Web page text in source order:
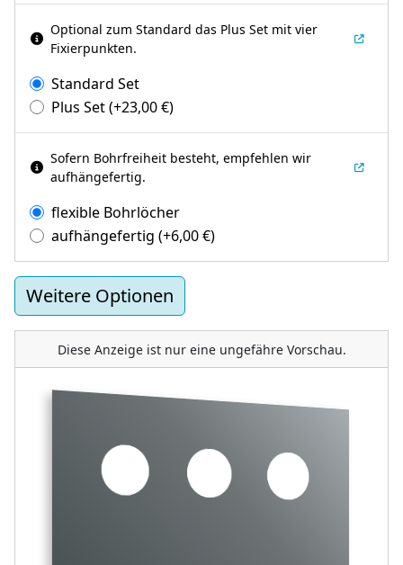
Optional zum Standard das Plus Set mit vier
Fixierpunkten.
Standard Set
Plus Set(+23,00€)
Sofern Bohrfreiheit besteht, empfehlen wir
aufhängefertig.
flexible Bohrlöcher
aufhängefertig (+6,00€)
Weitere Optionen
Diese Anzeige ist nur eine ungefähre Vorschau.